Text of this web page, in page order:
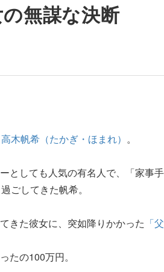
無謀な決断
高木帆希（たかぎ・ほまれ） 。
としても人気の有名人で、「家事
ごしてきた帆希。
きた彼女に、突如降りかかった 「
たの100万円。